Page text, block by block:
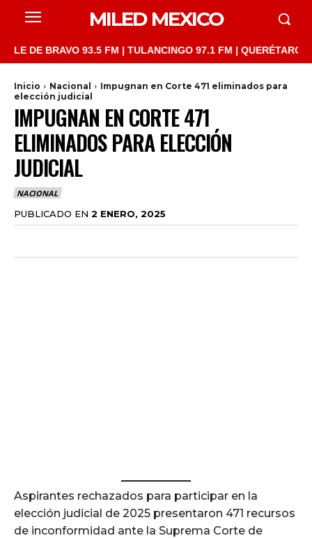
MILED MEXICO
BRAVO 93.5 FM | TULANCINGO 97.1 FM | QUERÉTARO
Inicio Nacional
Impugnan en Corte 471 eliminados para
elección judicial
IMPUGNAN EN CORTE 471
ELIMINADOS PARA ELECCIÓN
JUDICIAL
NACIONAL
PUBLICADO EN 2 ENERO, 2025
Aspirantes rechazados para participar en la
elección judicial de 2025 presentaron 471 recursos
de inconformidad ante la Suprema Corte de